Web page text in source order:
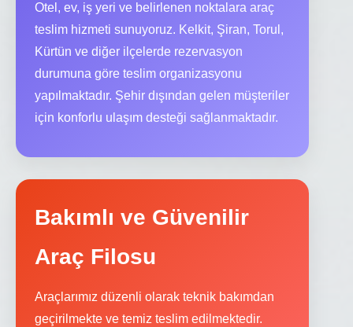
Otel, ev, iş yeri ve belirlenen noktalara araç
teslim hizmeti sunuyoruz. Kelkit, Şiran, Torul,
Kürtün ve diğer ilçelerde rezervasyon
durumuna göre teslim organizasyonu
yapılmaktadır. Şehir dışından gelen müşteriler
için konforlu ulaşım desteği sağlanmaktadır.
Bakımlı ve Güvenilir
Araç Filosu
Araçlarımız düzenli olarak teknik bakımdan
geçirilmekte ve temiz teslim edilmektedir.